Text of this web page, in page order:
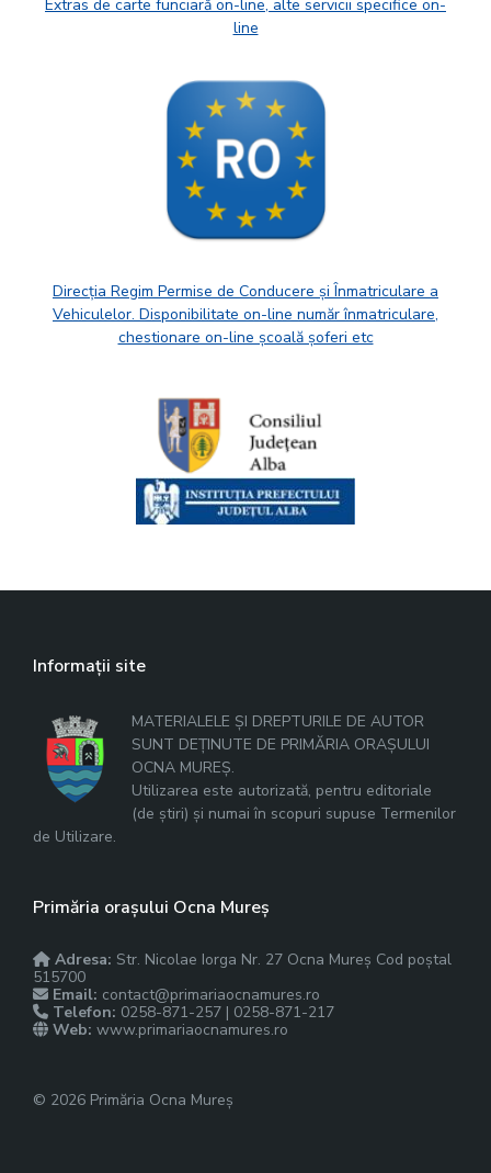
Extras de carte funciară on-line, alte servicii specifice on-
line
Direcția Regim Permise de Conducere și Înmatriculare a
Vehiculelor. Disponibilitate on-line număr înmatriculare,
chestionare on-line școală șoferi etc
Informații site
MATERIALELE ȘI DREPTURILE DE AUTOR
SUNT DEȚINUTE DE PRIMĂRIA ORAȘULUI
OCNA MUREȘ.
Utilizarea este autorizată, pentru editoriale
(de știri) și numai în scopuri supuse Termenilor
de Utilizare.
Primăria orașului Ocna Mureș
Adresa: Str. Nicolae Iorga Nr. 27 Ocna Mureș Cod poștal
515700
Email: contact@primariaocnamures.ro
Telefon: 0258-871-257 | 0258-871-217
Web: www.primariaocnamures.ro
© 2026 Primăria Ocna Mureș